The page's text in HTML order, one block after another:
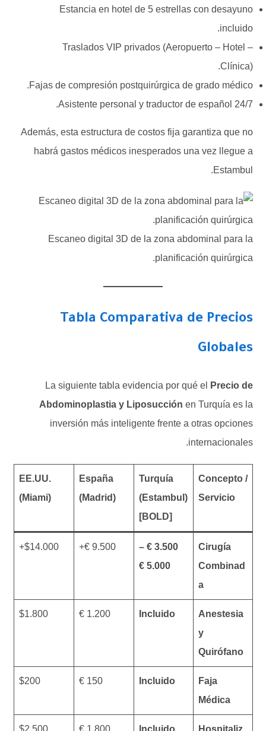
Estancia en hotel de 5 estrellas con desayuno
incluido.
Traslados VIP privados (Aeropuerto – Hotel –
Clínica).
Fajas de compresión postquirúrgica de grado médico.
Asistente personal y traductor de español 24/7.
Además, esta estructura de costos fija garantiza que no
habrá gastos médicos inesperados una vez llegue a
Estambul.
Escaneo digital 3D de la zona abdominal para la
planificación quirúrgica.
Tabla Comparativa de Precios
Globales
La siguiente tabla evidencia por qué el
Precio de
Abdominoplastia y Liposucción en Turquía es la
inversión más inteligente frente a otras opciones
internacionales.
Concepto /
Servicio
Turquía
(Estambul)
[BOLD]
España
(Madrid)
EE.UU.
(Miami)
Cirugía
Combinad
a
3.500 € –
5.000 €
9.500 €+
$14.000+
Anestesia
y
Quirófano
Incluido
1.200 €
$1.800
Faja
Médica
Incluido
150 €
$200
Hospitaliz
Incluido
1.800 €
$2.500